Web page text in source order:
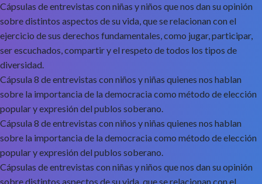
Cápsulas de entrevistas con niñas y niños que nos dan su opinión
sobre distintos aspectos de su vida, que se relacionan con el
ejercicio de sus derechos fundamentales, como jugar, participar,
ser escuchados, compartir y el respeto de todos los tipos de
diversidad.
Cápsula 8 de entrevistas con niños y niñas quienes nos hablan
sobre la importancia de la democracia como método de elección
popular y expresión del publos soberano.
Cápsula 8 de entrevistas con niños y niñas quienes nos hablan
sobre la importancia de la democracia como método de elección
popular y expresión del publos soberano.
Cápsulas de entrevistas con niñas y niños que nos dan su opinión
sobre distintos aspectos de su vida, que se relacionan con el